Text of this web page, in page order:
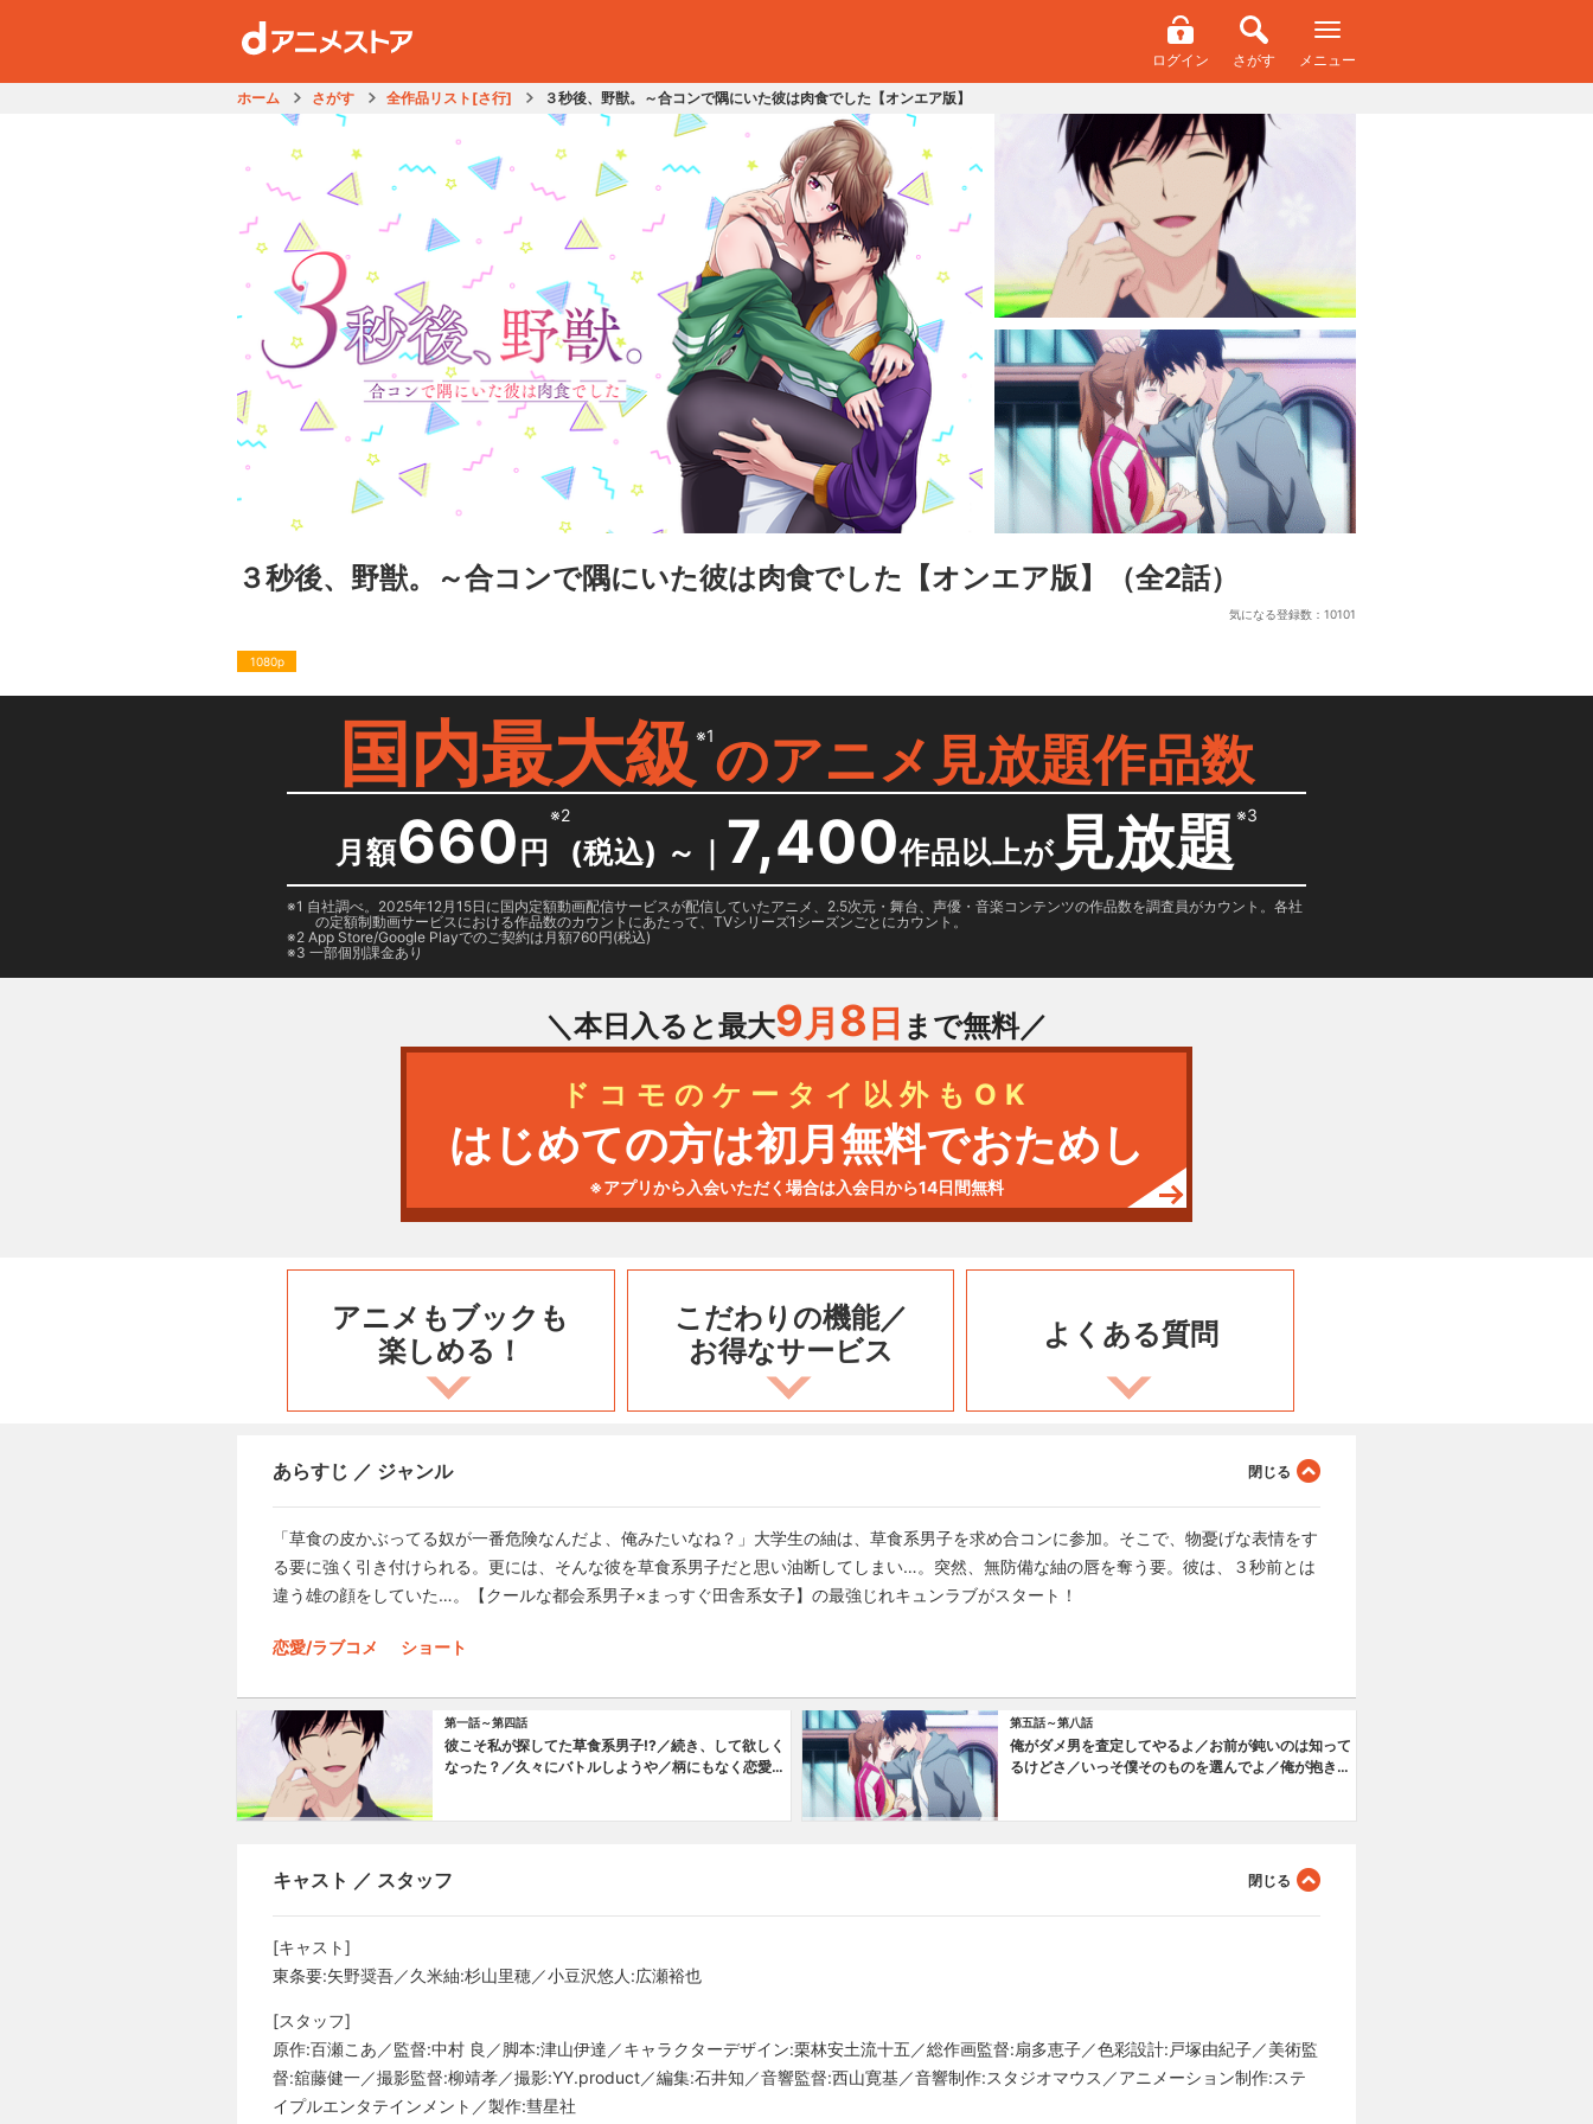
ログイン さがす メニュー
ホーム さがす 全作品リスト[さ行] ３秒後、野獣。～合コンで隅にいた彼は肉食でした【オンエア版】
３秒後、野獣。～合コンで隅にいた彼は肉食でした【オンエア版】 （全2話）
気になる登録数： 10101
1080p
国内最大級 ※1のアニメ見放題作品数
月額660 円
※2
(税込) ～ ｜ 7,400作品以上が 見放題※3
1 自社調べ。2025年12月15日に国内定額動画配信サービスが配信していたアニメ、2.5次元・舞台、声優・音楽コンテンツの作品数を調査員がカウント。各社
の定額制動画サービスにおける作品数のカウントにあたって、TVシリーズ1シーズンごとにカウント。
2 App Store/Google Playでのご契約は月額760円(税込)
3 一部個別課金あり
＼本日入ると最大9月 8 日 まで無料／
ドコモのケータイ以外もOK
はじめての方は初月無料でおためし
※アプリから入会いただく場合は入会日から14日間無料
アニメもブックも
楽しめる！
こだわりの機能／
お得なサービス
よくある質問
あらすじ ／ ジャンル
「草食の皮かぶってる奴が一番危険なんだよ、俺みたいなね？」大学生の紬は、草食系男子を求め合コンに参加。そこで、物憂げな表情をす
る要に強く引き付けられる。更には、そんな彼を草食系男子だと思い油断してしまい…。突然、無防備な紬の唇を奪う要。彼は、３秒前とは
違う雄の顔をしていた…。【クールな都会系男子×まっすぐ田舎系女子】の最強じれキュンラブがスタート！
恋愛/ラブコメ ショート
第一話～第四話
彼こそ私が探してた草食系男子!?／続き、して欲しく
なった？／久々にバトルしようや／柄にもなく恋愛が
第五話～第八話
俺がダメ男を査定してやるよ／お前が鈍いのは知って
るけどさ／いっそ僕そのものを選んでよ／俺が抱きし
キャスト ／ スタッフ
[キャスト]
東条要:矢野奨吾／久米紬:杉山里穂／小豆沢悠人:広瀬裕也
[スタッフ]
原作:百瀬こあ／監督:中村 良／脚本:津山伊達／キャラクターデザイン:栗林安土流十五／総作画監督:扇多恵子／色彩設計:戸塚由紀子／美術監
督:舘藤健一／撮影監督:柳靖孝／撮影:YY.product／編集:石井知／音響監督:西山寛基／音響制作:スタジオマウス／アニメーション制作:ステ
イプルエンタテインメント／製作:彗星社